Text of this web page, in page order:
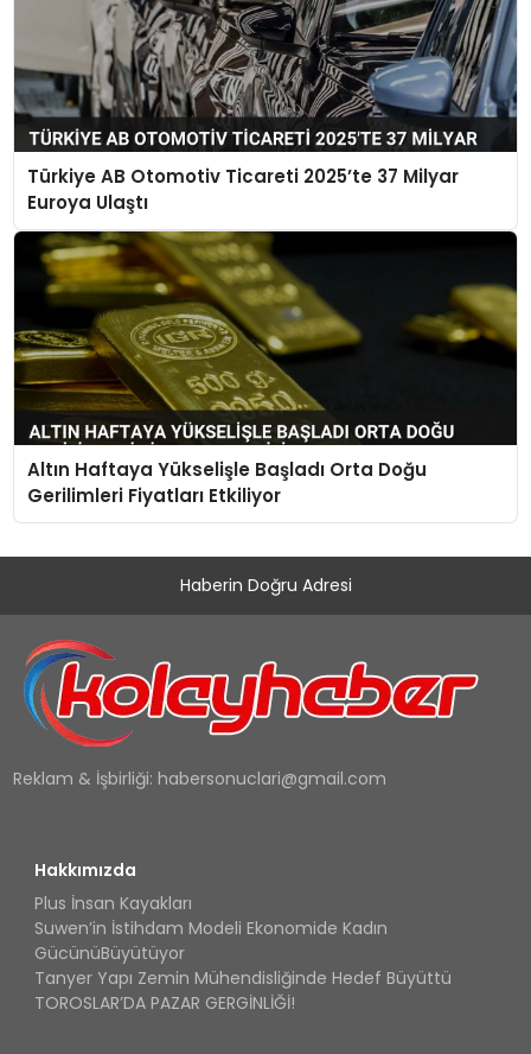
Türkiye AB Otomotiv Ticareti 2025’te 37 Milyar
Euroya Ulaştı
Altın Haftaya Yükselişle Başladı Orta Doğu
Gerilimleri Fiyatları Etkiliyor
Haberin Doğru Adresi
Reklam & İşbirliği: habersonuclari@gmail.com
Hakkımızda
Plus İnsan Kayakları
Suwen’in İstihdam Modeli Ekonomide Kadın
GücünüBüyütüyor
Tanyer Yapı Zemin Mühendisliğinde Hedef Büyüttü
TOROSLAR’DA PAZAR GERGİNLİĞİ!